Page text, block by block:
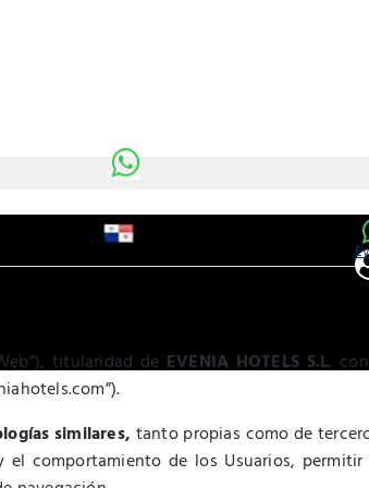
titularidad deEVENIA HOTELS S.L.
similares, tanto propias como de
de los Usuarios, permitir